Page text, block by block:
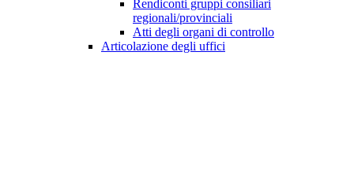
Rendiconti gruppi consiliari
regionali/provinciali
Atti degli organi di controllo
Articolazione degli uffici